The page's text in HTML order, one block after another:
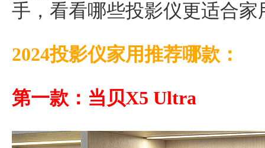
手，看看哪些投影仪更适合家
2024投影仪家用推荐哪款：
第一款：当贝X5 Ultra